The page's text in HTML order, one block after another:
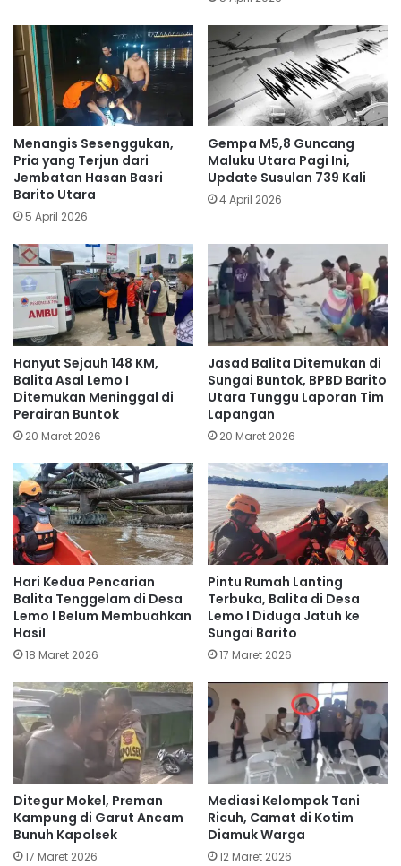
Menangis Sesenggukan,
Pria yang Terjun dari
Jembatan Hasan Basri
Barito Utara
5 April 2026
Gempa M5,8 Guncang
Maluku Utara Pagi Ini,
Update Susulan 739 Kali
4 April 2026
Hanyut Sejauh 148 KM,
Balita Asal Lemo I
Ditemukan Meninggal di
Perairan Buntok
20 Maret 2026
Jasad Balita Ditemukan di
Sungai Buntok, BPBD Barito
Utara Tunggu Laporan Tim
Lapangan
20 Maret 2026
Hari Kedua Pencarian
Balita Tenggelam di Desa
Lemo I Belum Membuahkan
Hasil
18 Maret 2026
Pintu Rumah Lanting
Terbuka, Balita di Desa
Lemo I Diduga Jatuh ke
Sungai Barito
17 Maret 2026
Ditegur Mokel, Preman
Kampung di Garut Ancam
Bunuh Kapolsek
17 Maret 2026
Mediasi Kelompok Tani
Ricuh, Camat di Kotim
Diamuk Warga
12 Maret 2026